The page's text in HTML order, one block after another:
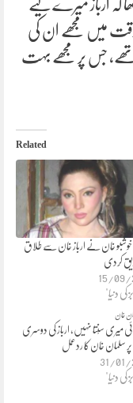
تھا کہ ارباز میرے لیے
میں مجھے ان کی
جس پر مجھے بہت
Related
خوشبو خان نے ارباز خان سے طلاق
کردی
15/09/
میری سْنتا نہیں، ارباز کی دوسری
سلمان خان کا ردعمل
31/01/